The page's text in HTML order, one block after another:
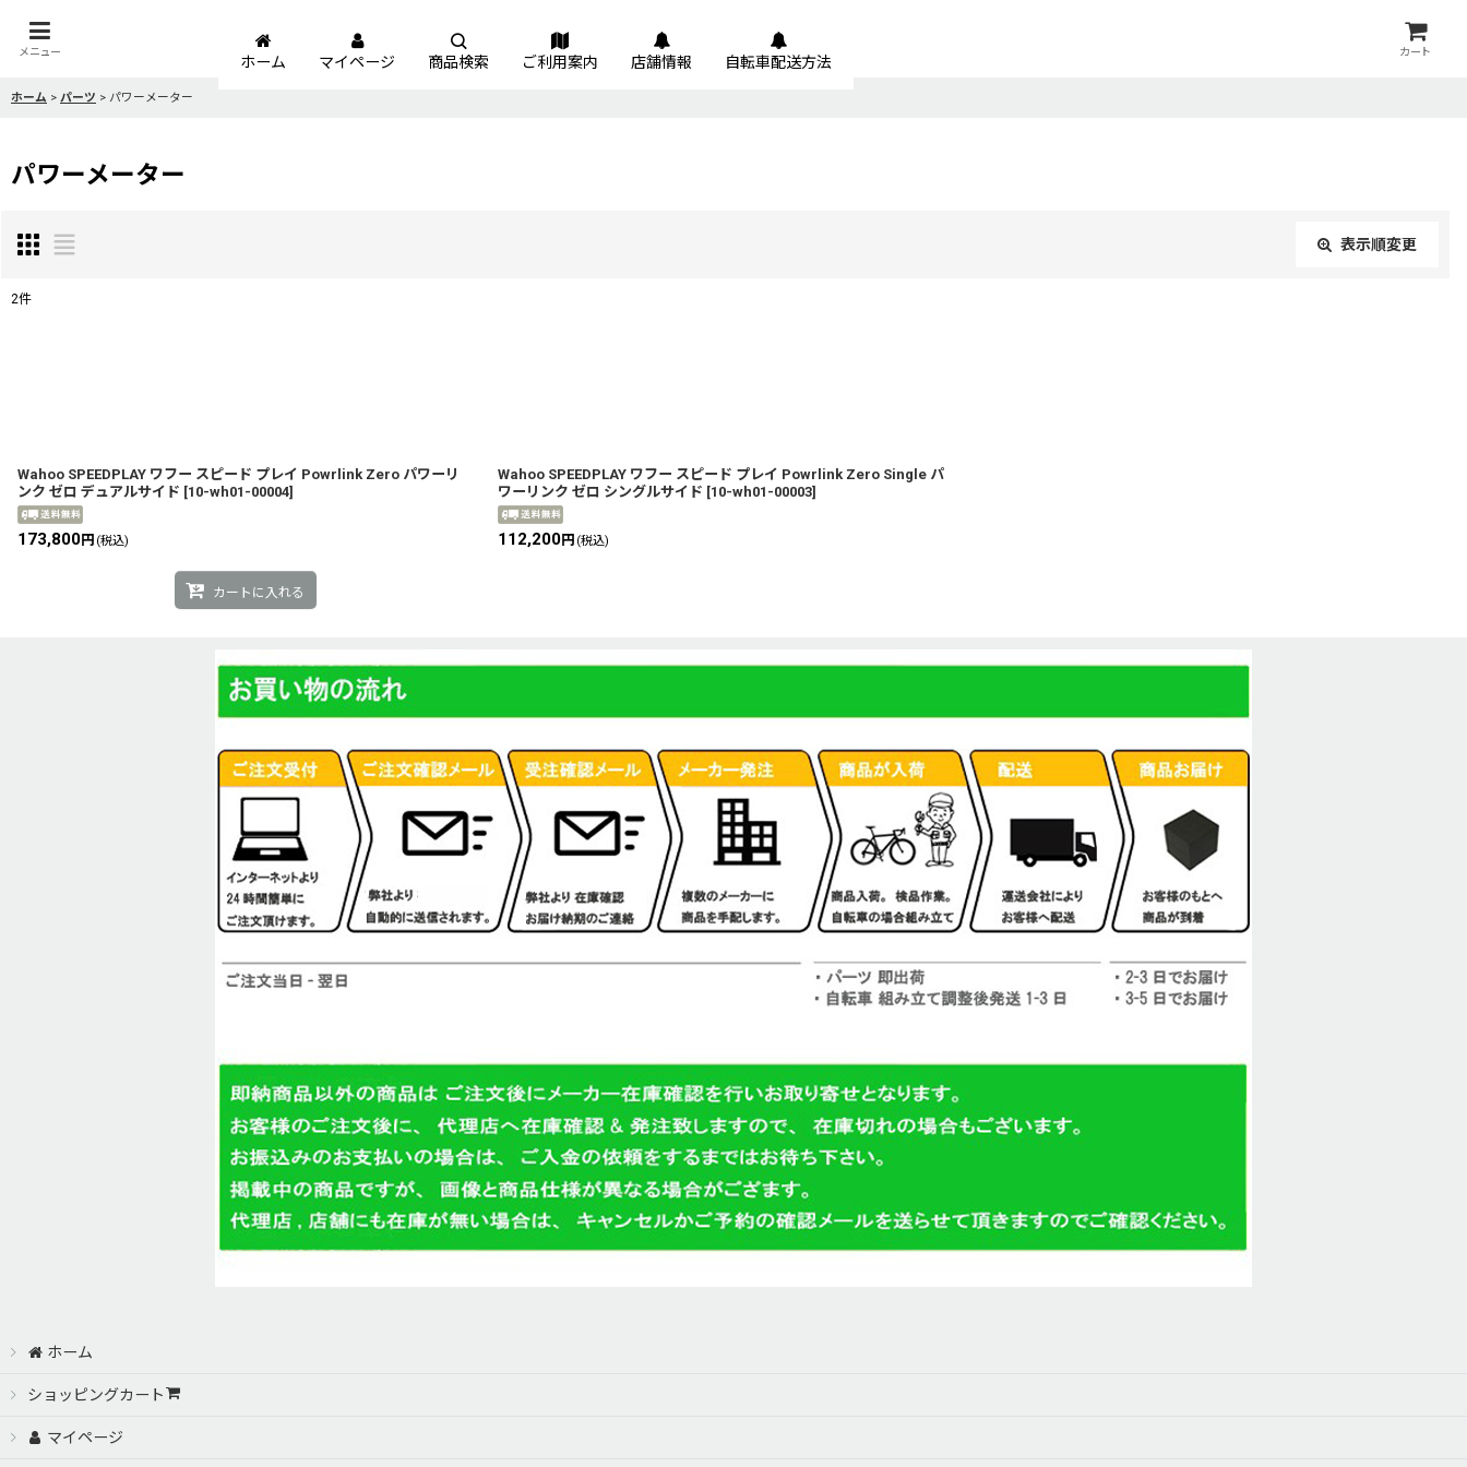
メニュー カート
ホーム マイページ 商品検索 ご利用案内 店舗情報 自転車配送方法
ホーム > パーツ > パワーメーター
パワーメーター
表示順変更
絞り込む
2件
Wahoo SPEEDPLAY ワフー スピード プレイ Powrlink Zero パワーリ
ンク ゼロ デュアルサイド [10-wh01-00004]
173,800円 (税込)
カートに入れる
Wahoo SPEEDPLAY ワフー スピード プレイ Powrlink Zero Single パ
ワーリンク ゼロ シングルサイド [10-wh01-00003]
112,200円 (税込)
ホーム
ショッピングカート
マイページ